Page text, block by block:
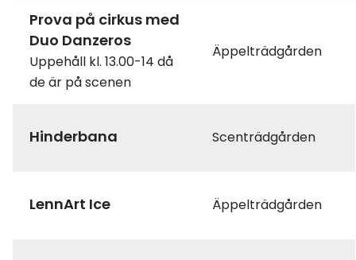
Prova på cirkus med
Duo Danzeros
Uppehåll kl. 13.00-14 då
de är på scenen
Äppelträdgården
Hinderbana Scenträdgården
LennArt Ice Äppelträdgården